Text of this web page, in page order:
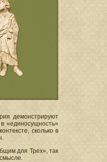
демонстрируют
«единосущность»
сколько в
для Трех», так